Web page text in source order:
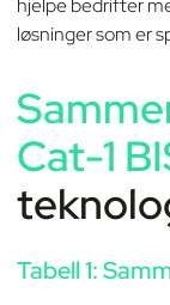
hjelpe bedrifter
løsninger som er
Cat-1
Tabell 1: